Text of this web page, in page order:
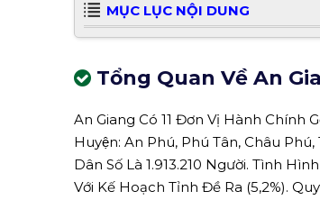
MỤC LỤC NỘI DUNG
Tổng Quan Về An
An Giang Có 11 Đơn Vị Hành Chính
Huyện: An Phú, Phú Tân, Châu
Dân Số Là 1.913.210 Người. Tình
Với Kế Hoạch Tỉnh Đề Ra (5,2%).